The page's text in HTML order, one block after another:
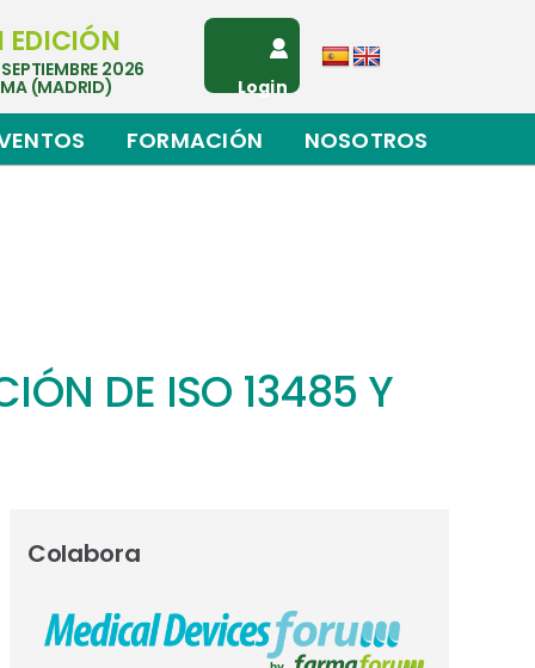
EDICIÓN
2026
(MADRID) Login
FORMACIÓN NOSOTROS
DE ISO 13485 Y
Colabora